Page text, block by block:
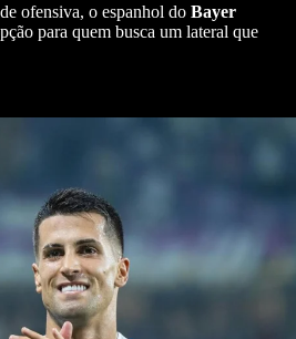
ofensiva, o espanhol do Bayer
para quem busca um lateral que